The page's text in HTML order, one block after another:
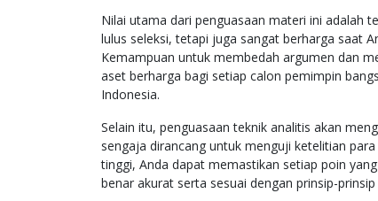
Nilai utama dari penguasaan materi ini adalah
lulus seleksi, tetapi juga sangat berharga saat
Kemampuan untuk membedah argumen dan
aset berharga bagi setiap calon pemimpin
Indonesia.
Selain itu, penguasaan teknik analitis akan
sengaja dirancang untuk menguji ketelitian
tinggi, Anda dapat memastikan setiap poin
benar akurat serta sesuai dengan prinsip-